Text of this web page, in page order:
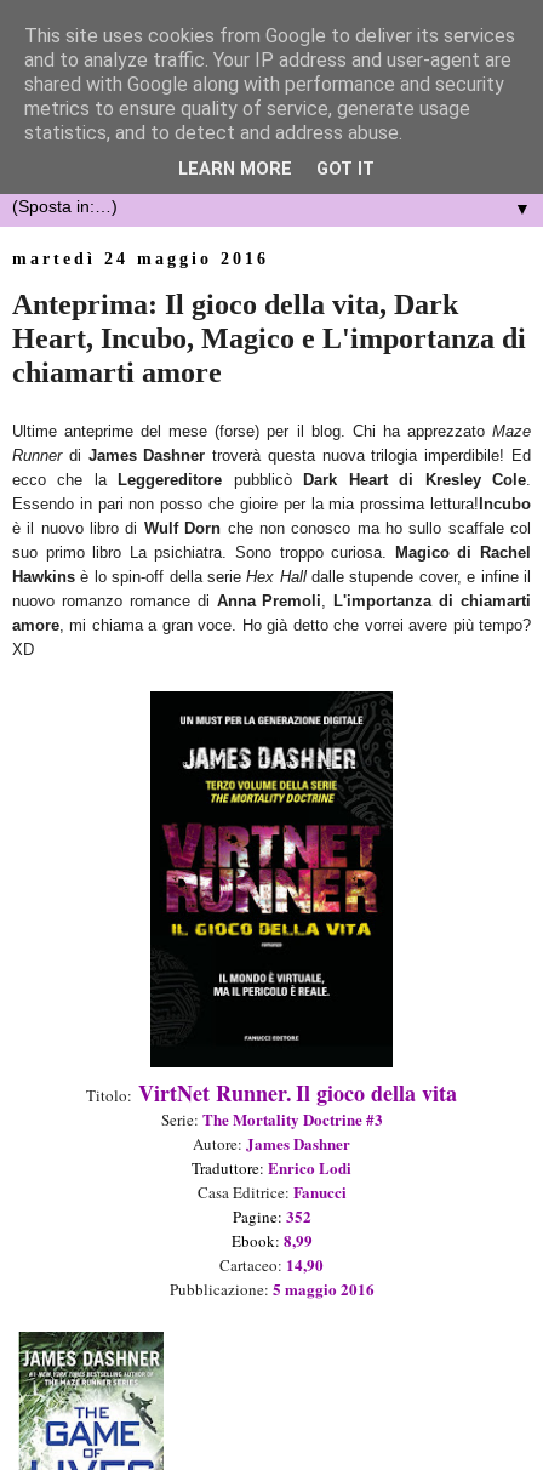
▼
martedì 24 maggio 2016
Anteprima: Il gioco della vita, Dark
Heart, Incubo, Magico e L'importanza di
chiamarti amore
Ultime anteprime del mese (forse) per il blog. Chi ha apprezzato Maze
Runner di James Dashner troverà questa nuova trilogia imperdibile! Ed
ecco che laLeggereditore pubblicòDark Heart di Kresley Cole
Essendo in pari non posso che gioire per la mia prossima lettura!Incubo
è il nuovo libro di Wulf Dorn che non conosco ma ho sullo scaffale col
suo primo libro La psichiatra. Sono troppo curiosa. Magico di Rachel
Hawkins è lo spin-off della serieHex Halldalle stupende cover, e infine il
nuovo romanzo romance di Anna Premoli ,L'importanza di chiamarti
amore , mi chiama a gran voce. Ho già detto che vorrei avere più tempo?
XD
Titolo: VirtNet Runner.Il gioco della vita
Serie: The Mortality Doctrine#3
Autore: James Dashner
Traduttore: Enrico Lodi
Casa Editrice: Fanucci
Pagine: 352
Ebook: 8,99
Cartaceo: 14,90
Pubblicazione: 5 maggio2016
This site uses cookies from Google to deliver its services
and to analyze traffic. Your IP address and user-agent are
shared with Google along with performance and security
metrics to ensure quality of service, generate usage
statistics, and to detect and address abuse.
LEARN MORE GOT IT